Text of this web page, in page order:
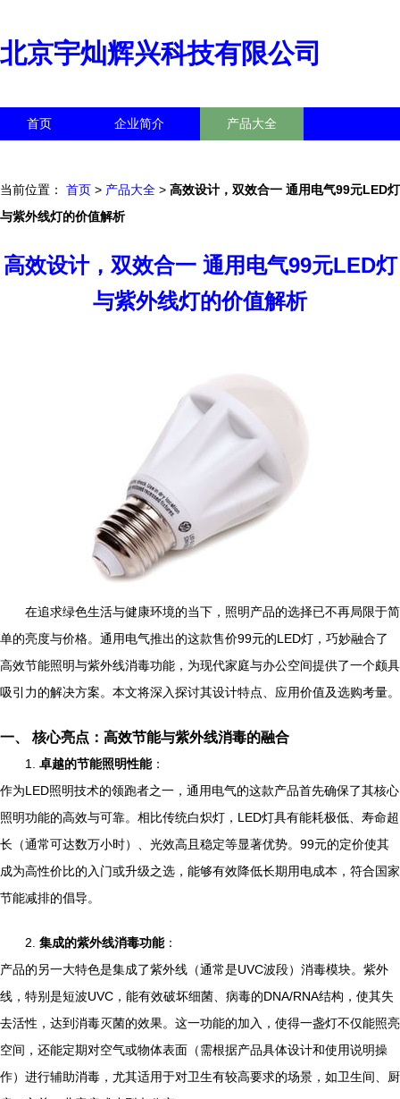
北京宇灿辉兴科技有限公司
首页 企业简介 产品大全
当前位置： 首页 > 产品大全 > 高效设计，双效合一 通用电气99元LED灯
与紫外线灯的价值解析
高效设计，双效合一 通用电气99元LED灯
与紫外线灯的价值解析
在追求绿色生活与健康环境的当下，照明产品的选择已不再局限于简
单的亮度与价格。通用电气推出的这款售价99元的LED灯，巧妙融合了
高效节能照明与紫外线消毒功能，为现代家庭与办公空间提供了一个颇具
吸引力的解决方案。本文将深入探讨其设计特点、应用价值及选购考量。
一、 核心亮点：高效节能与紫外线消毒的融合
1. 卓越的节能照明性能：
作为LED照明技术的领跑者之一，通用电气的这款产品首先确保了其核心
照明功能的高效与可靠。相比传统白炽灯，LED灯具有能耗极低、寿命超
长（通常可达数万小时）、光效高且稳定等显著优势。99元的定价使其
成为高性价比的入门或升级之选，能够有效降低长期用电成本，符合国家
节能减排的倡导。
2. 集成的紫外线消毒功能：
产品的另一大特色是集成了紫外线（通常是UVC波段）消毒模块。紫外
线，特别是短波UVC，能有效破坏细菌、病毒的DNA/RNA结构，使其失
去活性，达到消毒灭菌的效果。这一功能的加入，使得一盏灯不仅能照亮
空间，还能定期对空气或物体表面（需根据产品具体设计和使用说明操
作）进行辅助消毒，尤其适用于对卫生有较高要求的场景，如卫生间、厨